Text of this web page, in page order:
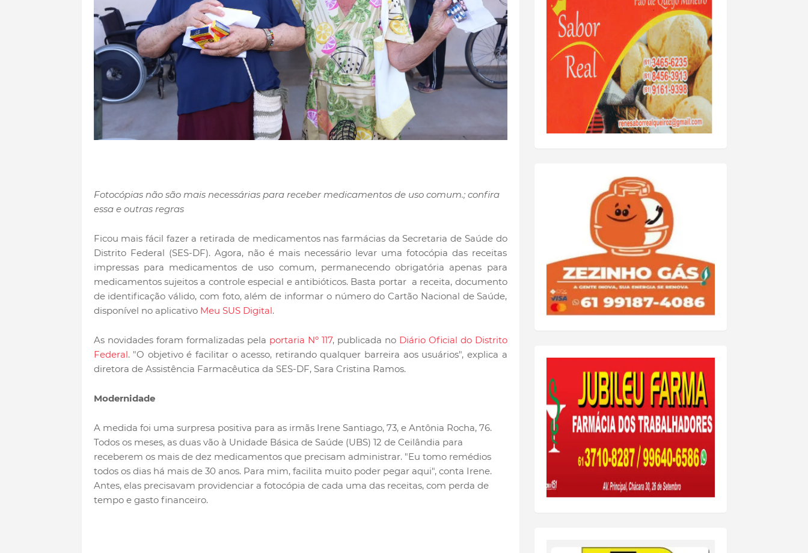
Fotocópias não são mais necessárias para receber medicamentos de uso comum.; confira
essa e outras regras
Ficou mais fácil fazer a retirada de medicamentos nas farmácias da Secretaria de Saúde do
Distrito Federal (SES-DF). Agora, não é mais necessário levar uma fotocópia das receitas
impressas para medicamentos de uso comum, permanecendo obrigatória apenas para
medicamentos sujeitos a controle especial e antibióticos. Basta portar a receita, documento
de identificação válido, com foto, além de informar o número do Cartão Nacional de Saúde,
disponível no aplicativo Meu SUS Digital.
As novidades foram formalizadas pela portaria Nº 117, publicada no Diário Oficial do Distrito
Federal. "O objetivo é facilitar o acesso, retirando qualquer barreira aos usuários", explica a
diretora de Assistência Farmacêutica da SES-DF, Sara Cristina Ramos.
Modernidade
A medida foi uma surpresa positiva para as irmãs Irene Santiago, 73, e Antônia Rocha, 76.
Todos os meses, as duas vão à Unidade Básica de Saúde (UBS) 12 de Ceilândia para
receberem os mais de dez medicamentos que precisam administrar. "Eu tomo remédios
todos os dias há mais de 30 anos. Para mim, facilita muito poder pegar aqui", conta Irene.
Antes, elas precisavam providenciar a fotocópia de cada uma das receitas, com perda de
tempo e gasto financeiro.